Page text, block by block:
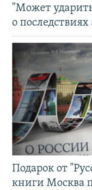
"Может
о
Подарок от
книги Москва